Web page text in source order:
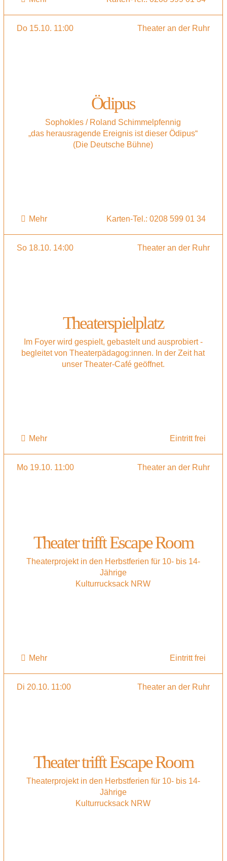
Do 15.10. 11:00 Theater an der Ruhr
Ödipus
Sophokles / Roland Schimmelpfennig
„das herausragende Ereignis ist dieser Ödipus“
(Die Deutsche Bühne)
Mehr Karten-Tel.: 0208 599 01 34
So 18.10. 14:00 Theater an der Ruhr
Theaterspielplatz
Im Foyer wird gespielt, gebastelt und ausprobiert -
begleitet von Theaterpädagog:innen. In der Zeit hat
unser Theater-Café geöffnet.
Mehr Eintritt frei
Mo 19.10. 11:00 Theater an der Ruhr
Theater trifft Escape Room
Theaterprojekt in den Herbstferien für 10- bis 14-
Jährige
Kulturrucksack NRW
Mehr Eintritt frei
Di 20.10. 11:00 Theater an der Ruhr
Theater trifft Escape Room
Theaterprojekt in den Herbstferien für 10- bis 14-
Jährige
Kulturrucksack NRW